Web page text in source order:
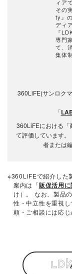
ィア
その
ty』
ディ
『
専門
て、
集体
360LiFE(サンロク
「
360LiFEにおける「
て評価しています
者または
※360LiFEで紹介した
案内は「販促活用
け）。 なお、製品
性・中立性を重視
頼・ご相談には応